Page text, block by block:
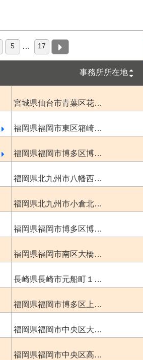
5 … 17
事務所所在地
宮城県仙台市青葉区花…
福岡県福岡市東区箱崎…
福岡県福岡市博多区博…
福岡県北九州市八幡西…
福岡県北九州市小倉北…
福岡県福岡市博多区博…
福岡県福岡市南区大橋…
長崎県長崎市元船町１…
福岡県福岡市博多区上…
福岡県福岡市中央区大…
福岡県福岡市中央区高…